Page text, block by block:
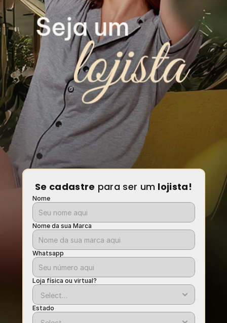
Nome
Whatsapp
Nome da sua Marca
Loja física ou virtual?
Estado
Se cadastre para ser um lojista!